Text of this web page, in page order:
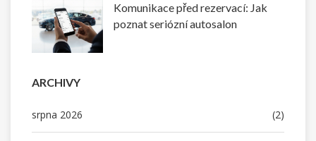
Komunikace před rezervací: Jak
poznat seriózní autosalon
ARCHIVY
srpna 2026 (2)